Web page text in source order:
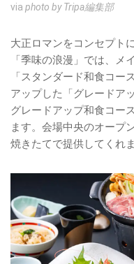
via photo by Tripa編集部
大正ロマンをコンセプト
「季味の浪漫」では、メ
「スタンダード和食コー
アップした「グレードア
グレードアップ和食コー
ます。会場中央のオープ
焼きたてで提供してくれま